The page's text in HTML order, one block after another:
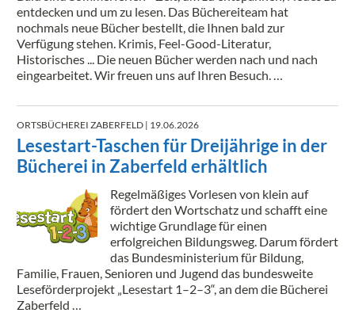
entdecken und um zu lesen. Das Büchereiteam hat
nochmals neue Bücher bestellt, die Ihnen bald zur
Verfügung stehen. Krimis, Feel-Good-Literatur,
Historisches ... Die neuen Bücher werden nach und nach
eingearbeitet. Wir freuen uns auf Ihren Besuch. …
ORTSBÜCHEREI ZABERFELD | 19.06.2026
Lesestart-Taschen für Dreijährige in der
Bücherei in Zaberfeld erhältlich
Regelmäßiges Vorlesen von klein auf
fördert den Wortschatz und schafft eine
wichtige Grundlage für einen
erfolgreichen Bildungsweg. Darum fördert
das Bundesministerium für Bildung,
Familie, Frauen, Senioren und Jugend das bundesweite
Leseförderprojekt „Lesestart 1–2–3“, an dem die Bücherei
Zaberfeld …